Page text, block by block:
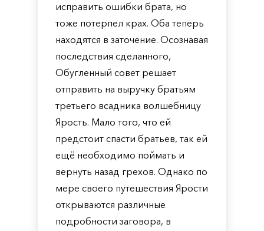
исправить ошибки брата, но
тоже потерпел крах. Оба теперь
находятся в заточение. Осознавая
последствия сделанного,
Обугленный совет решает
отправить на выручку братьям
третьего всадника волшебницу
Ярость. Мало того, что ей
предстоит спасти братьев, так ей
ещё необходимо поймать и
вернуть назад грехов. Однако по
мере своего путешествия Ярости
открываются различные
подробности заговора, в